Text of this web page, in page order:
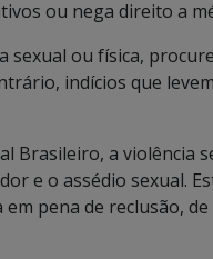
ou nega direito a
sexual ou física,
indícios que
Brasileiro, a violência
e o assédio sexual.
pena de reclusão, de